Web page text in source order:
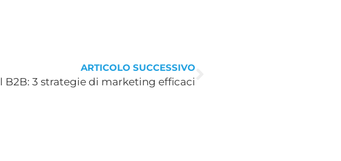
ARTICOLO SUCCESSIVO
B2B: 3 strategie di marketing efficaci